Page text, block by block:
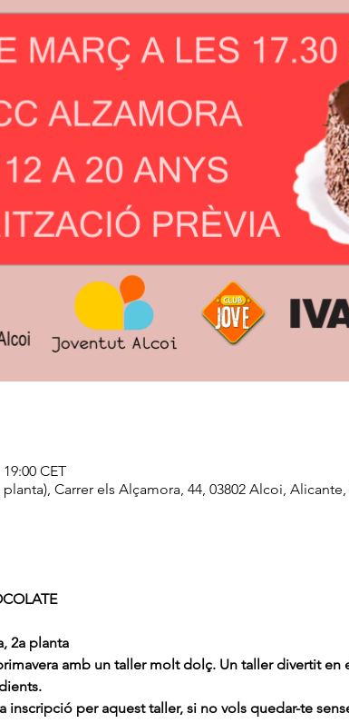
CET
Carrer els Alçamora, 44, 03802 Alcoi, Alicante,
2a planta
amb un taller molt dolç. Un taller divertit en
inscripció per aquest taller, si no vols quedar-te